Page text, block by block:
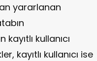
yararlanan
kullanıcı
kayıtlı kullanıcı ise